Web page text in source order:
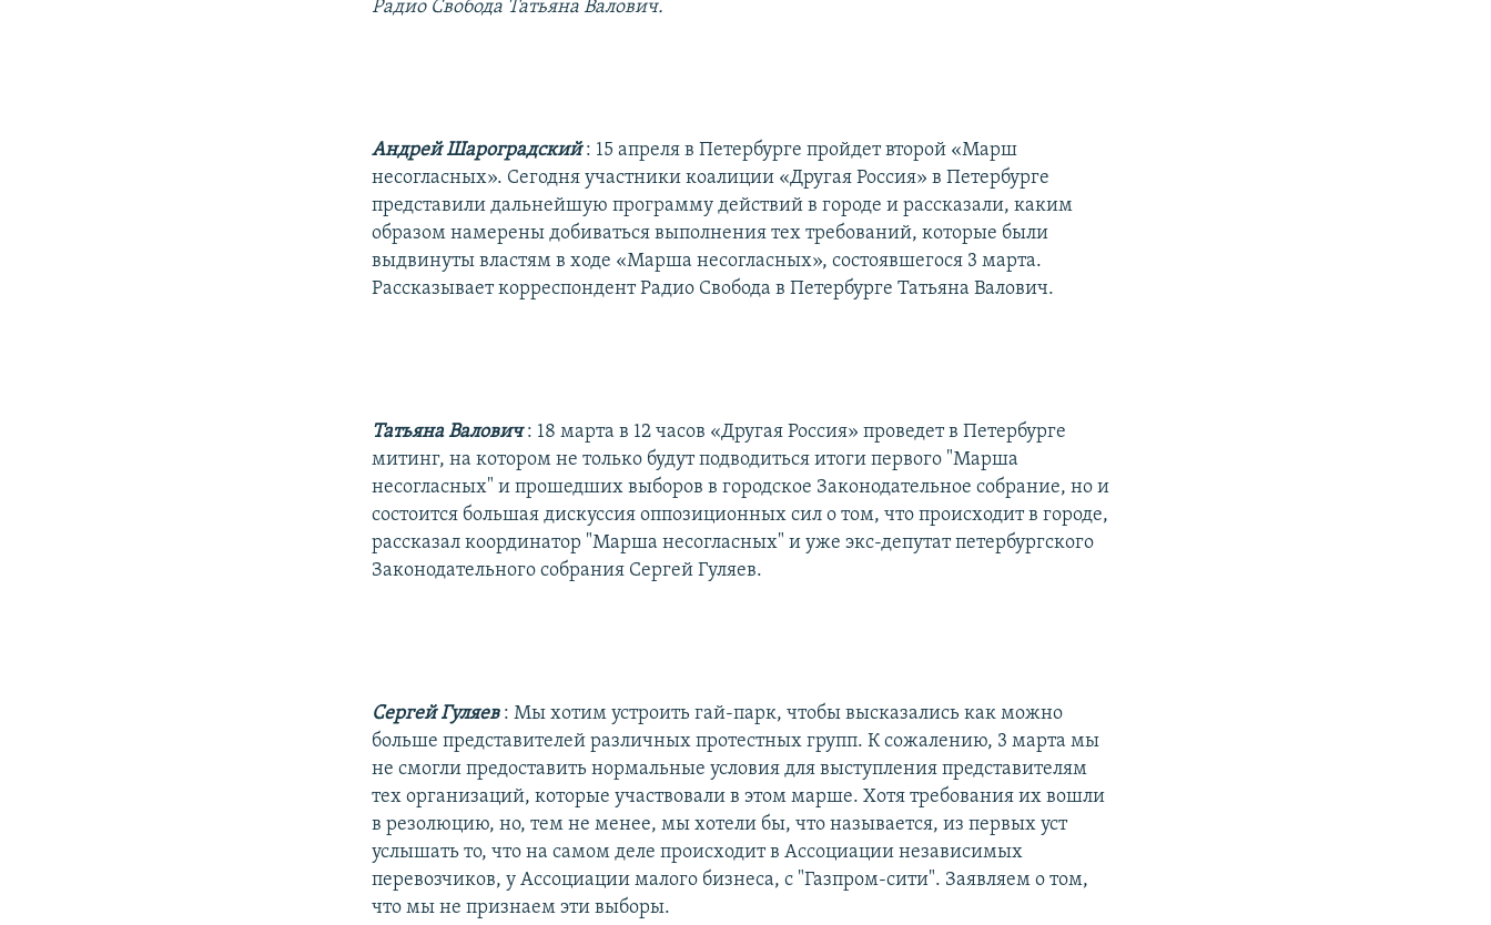
Радио Свобода Татьяна Валович.
Андрей Шароградский: 15 апреля в Петербурге пройдет второй «Марш
несогласных». Сегодня участники коалиции «Другая Россия» в Петербурге
представили дальнейшую программу действий в городе и рассказали, каким
образом намерены добиваться выполнения тех требований, которые были
выдвинуты властям в ходе «Марша несогласных», состоявшегося 3 марта.
Рассказывает корреспондент Радио Свобода в Петербурге Татьяна Валович.
Татьяна Валович: 18 марта в 12 часов «Другая Россия» проведет в Петербурге
митинг, на котором не только будут подводиться итоги первого "Марша
несогласных" и прошедших выборов в городское Законодательное собрание, но и
состоится большая дискуссия оппозиционных сил о том, что происходит в городе,
рассказал координатор "Марша несогласных" и уже экс-депутат петербургского
Законодательного собрания Сергей Гуляев.
Сергей Гуляев : Мы хотим устроить гай-парк, чтобы высказались как можно
больше представителей различных протестных групп. К сожалению, 3 марта мы
не смогли предоставить нормальные условия для выступления представителям
тех организаций, которые участвовали в этом марше. Хотя требования их вошли
в резолюцию, но, тем не менее, мы хотели бы, что называется, из первых уст
услышать то, что на самом деле происходит в Ассоциации независимых
перевозчиков, у Ассоциации малого бизнеса, с "Газпром-сити". Заявляем о том,
что мы не признаем эти выборы.